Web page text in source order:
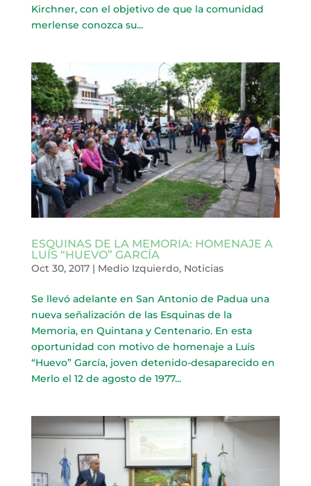
Kirchner, con el objetivo de que la comunidad
merlense conozca su...
ESQUINAS DE LA MEMORIA: HOMENAJE A
LUÍS “HUEVO” GARCÍA
Oct 30, 2017| Medio Izquierdo, Noticias
Se llevó adelante en San Antonio de Padua una
nueva señalización de las Esquinas de la
Memoria, en Quintana y Centenario. En esta
oportunidad con motivo de homenaje a Luís
“Huevo” García, joven detenido-desaparecido en
Merlo el 12 de agosto de 1977...